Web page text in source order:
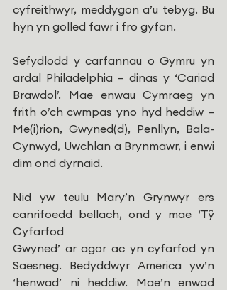
cyfreithwyr, meddygon a’u tebyg. Bu
hyn yn golled fawr i fro gyfan.
Sefydlodd y carfannau o Gymru yn
ardal Philadelphia – dinas y ‘Cariad
Brawdol’. Mae enwau Cymraeg yn
frith o’ch cwmpas yno hyd heddiw –
Me(i)rion, Gwyned(d), Penllyn, Bala-
Cynwyd, Uwchlan a Brynmawr, i enwi
dim ond dyrnaid.
Nid yw teulu Mary’n Grynwyr ers
canrifoedd bellach, ond y mae ‘Tŷ
Cyfarfod
Gwyned’ ar agor ac yn cyfarfod yn
Saesneg. Bedyddwyr America yw’n
‘henwad’ ni heddiw. Mae’n enwad